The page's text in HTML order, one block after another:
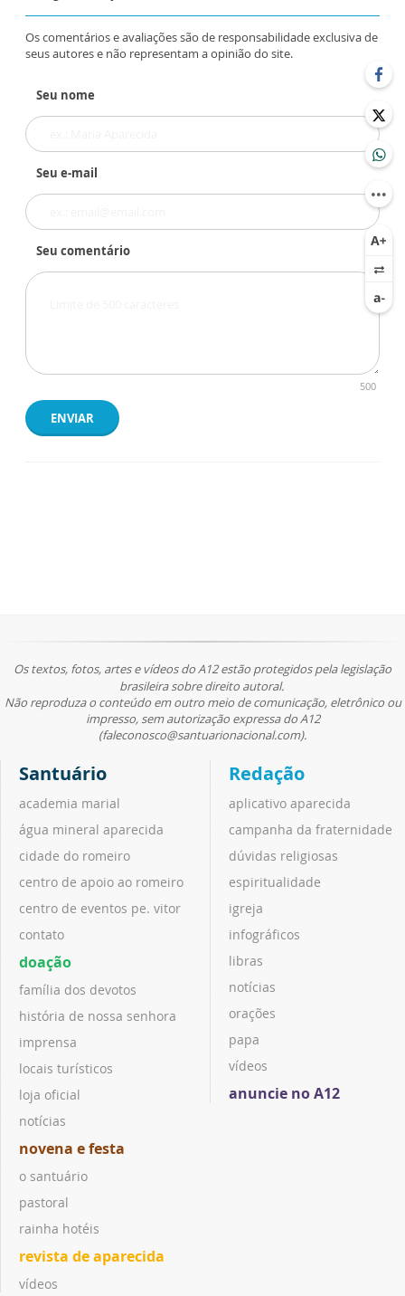
Os comentários e avaliações são de responsabilidade exclusiva de
seus autores e não representam a opinião do site.
Seu nome
Seu e-mail
Seu comentário
500
ENVIAR
Os textos, fotos, artes e vídeos do A12 estão protegidos pela legislação
brasileira sobre direito autoral.
Não reproduza o conteúdo em outro meio de comunicação, eletrônico ou
impresso, sem autorização expressa do A12
(faleconosco@santuarionacional.com).
Santuário
academia marial
água mineral aparecida
cidade do romeiro
centro de apoio ao romeiro
centro de eventos pe. vitor
contato
doação
família dos devotos
história de nossa senhora
imprensa
locais turísticos
loja oficial
notícias
novena e festa
o santuário
pastoral
rainha hotéis
revista de aparecida
vídeos
Redação
aplicativo aparecida
campanha da fraternidade
dúvidas religiosas
espiritualidade
igreja
infográficos
libras
notícias
orações
papa
vídeos
anuncie no A12